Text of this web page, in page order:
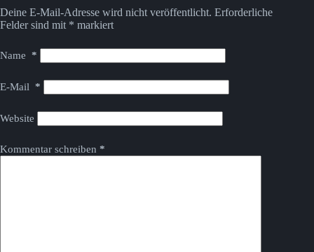
Deine E-Mail-Adresse wird nicht veröffentlicht. Erforderliche
Felder sind mit * markiert
Name *
E-Mail *
Website
Kommentar schreiben *